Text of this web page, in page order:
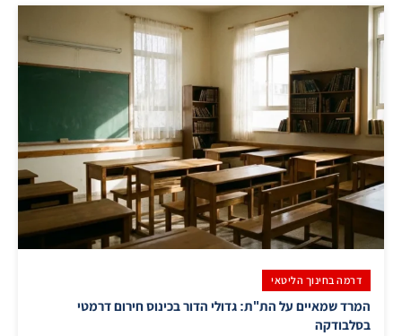
דרמה בחינוך הליטאי
המרד שמאיים על הת"ת: גדולי הדור בכינוס חירום דרמטי
בסלבודקה